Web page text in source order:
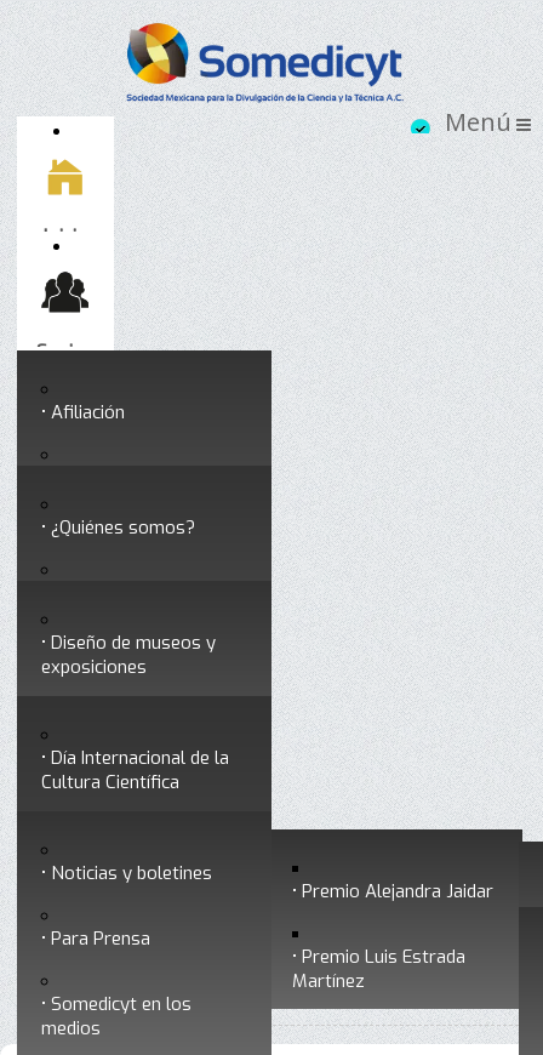
Inicio
Socios
Afiliación
Testimonios
Socios vigentes
Somedicyt
¿Quiénes somos?
Consejo Directivo
profesionales
Premios a divulgadores Premio Alejandra Jaidar
Premio Luis Estrada
Martínez
Servicios
Diseño de museos y
exposiciones
formar divulgadores
Día Internacional de la
Cultura Científica
Ciencia y Tecnología
Noticias y boletines
Para Prensa
Somedicyt en los
medios
Contacto
Radio Somedicyt •
La Araña Patona
La araña patona 174 - Combustibles solares